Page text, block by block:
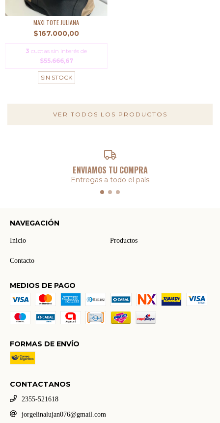
MAXI TOTE JULIANA
$167.000,00
3 cuotas sin interés de
$55.666,67
SIN STOCK
VER TODOS LOS PRODUCTOS
ENVIAMOS TU COMPRA
Entregas a todo el país
NAVEGACIÓN
Inicio Productos
Contacto
MEDIOS DE PAGO
FORMAS DE ENVÍO
CONTACTANOS
2355-521618
jorgelinalujan076@gmail.com